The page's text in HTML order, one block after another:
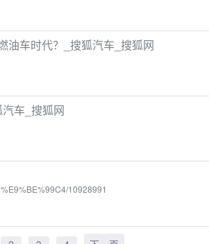
油车时代？_搜狐汽车_搜狐网
车_搜狐网
10928991